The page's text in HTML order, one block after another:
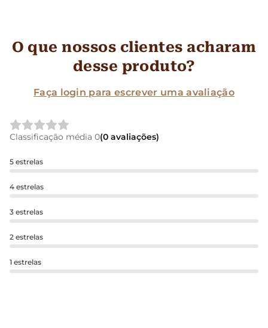
O que nossos clientes acharam
desse produto?
Faça login para escrever uma avaliação
Classificação média 0(0 avaliações)
5 estrelas
4 estrelas
3 estrelas
2 estrelas
1 estrelas